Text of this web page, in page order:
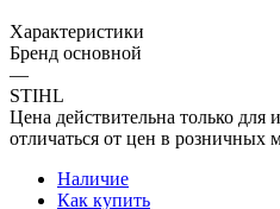
Характеристики
Бренд основной
—
STIHL
Цена действительна только для
отличаться от цен в розничных
Наличие
Как купить